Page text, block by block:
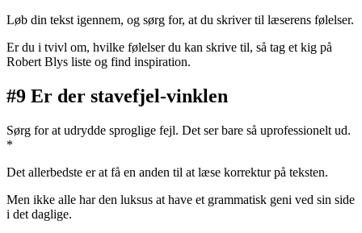
Løb din tekst igennem, og sørg for, at du skriver til læserens følelser.
Er du i tvivl om, hvilke følelser du kan skrive til, så tag et kig på
Robert Blys liste og find inspiration.
#9 Er der stavefjel-vinklen
Sørg for at udrydde sproglige fejl. Det ser bare så uprofessionelt ud.
*
Det allerbedste er at få en anden til at læse korrektur på teksten.
Men ikke alle har den luksus at have et grammatisk geni ved sin side
i det daglige.